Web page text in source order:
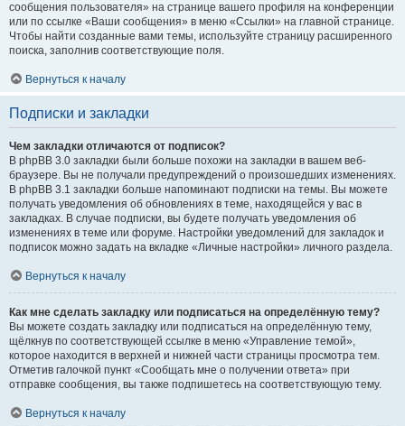
сообщения пользователя» на странице вашего профиля на конференции
или по ссылке «Ваши сообщения» в меню «Ссылки» на главной странице.
Чтобы найти созданные вами темы, используйте страницу расширенного
поиска, заполнив соответствующие поля.
Вернуться к началу
Подписки и закладки
Чем закладки отличаются от подписок?
В phpBB 3.0 закладки были больше похожи на закладки в вашем веб-
браузере. Вы не получали предупреждений о произошедших изменениях.
В phpBB 3.1 закладки больше напоминают подписки на темы. Вы можете
получать уведомления об обновлениях в теме, находящейся у вас в
закладках. В случае подписки, вы будете получать уведомления об
изменениях в теме или форуме. Настройки уведомлений для закладок и
подписок можно задать на вкладке «Личные настройки» личного раздела.
Вернуться к началу
Как мне сделать закладку или подписаться на определённую тему?
Вы можете создать закладку или подписаться на определённую тему,
щёлкнув по соответствующей ссылке в меню «Управление темой»,
которое находится в верхней и нижней части страницы просмотра тем.
Отметив галочкой пункт «Сообщать мне о получении ответа» при
отправке сообщения, вы также подпишетесь на соответствующую тему.
Вернуться к началу